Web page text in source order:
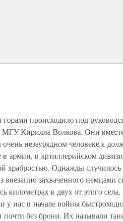
происходило под
Кирилла Волкова. Они
незаурядном человеке я
армии, в артиллерийском
храбростью. Однажды
захваченного немцами
километрах в двух от этого
у нас в начале войны
без брони. Их называли